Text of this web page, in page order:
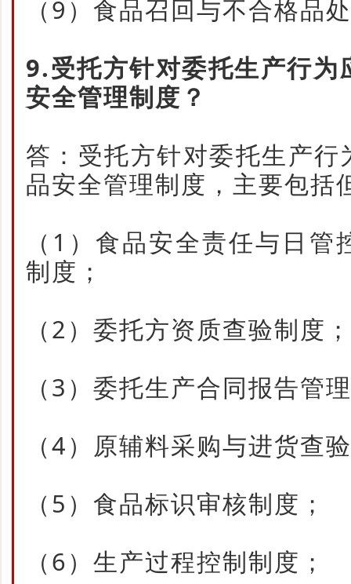
（9）食品召回与不合格品
9.受托方针对委托生产行
安全管理制度？
答：受托方针对委托生产
品安全管理制度，主要包括
（1）食品安全责任与日
制度；
（2）委托方资质查验制度；
（3）委托生产合同报告管
（4）原辅料采购与进货查
（5）食品标识审核制度；
（6）生产过程控制制度；